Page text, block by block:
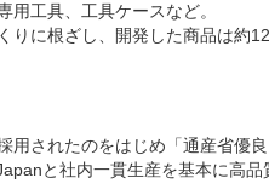
用工具、工具ケースなど。
に根ざし、開発した商品は約
用されたのをはじめ「通産省優
と社内一貫生産を基本に高品